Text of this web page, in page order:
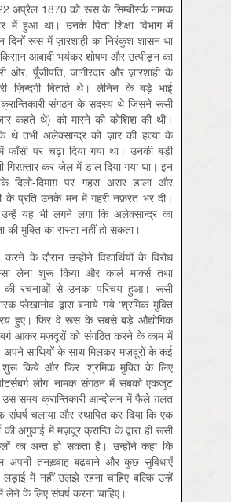
अप्रैल 1870 को रूस के सिम्बीर्स्क नामक
में हुआ था। उनके पिता शिक्षा विभाग में
दिनों रूस में ज़ारशाही का निरंकुश शासन था
आबादी भयंकर शोषण और उत्पीड़न का
ओर, पूँजीपति, जागीरदार और ज़ारशाही के
ज़िन्दगी बिताते थे। लेनिन के बड़े भाई
संगठन के सदस्य थे जिसने रूसी
कहते थे) को मारने की कोशिश की थी।
थे तभी अलेक्सान्द्र को ज़ार की हत्या के
फाँसी पर चढ़ा दिया गया था। उनकी बड़ी
गिरफ़्तार कर जेल में डाल दिया गया था। इन
दिमाग़ पर गहरा असर डाला और
के प्रति उनके मन में गहरी नफ़रत भर दी।
यह भी लगने लगा कि अलेक्सान्द्र का
की मुक्ति का रास्ता नहीं हो सकता।
के दौरान उन्होंने विद्यार्थियों के विरोध
लेना शुरू किया और कार्ल मार्क्स तथा
की रचनाओं से उनका परिचय हुआ। रूसी
प्लेखानोव द्वारा बनाये गये ‘श्रमिक मुक्ति
हुए। फिर वे रूस के सबसे बड़े औद्योगिक
आकर मज़दूरों को संगठित करने के काम में
साथियों के साथ मिलकर मज़दूरों के कई
किये और फिर ‘श्रमिक मुक्ति के लिए
लीग’ नामक संगठन में सबको एकजुट
समय क्रान्तिकारी आन्दोलन में फैले ग़लत
संघर्ष चलाया और स्थापित कर दिया कि एक
की अगुवाई में मज़दूर क्रान्ति के द्वारा ही रूसी
का अन्त हो सकता है। उन्होंने कहा कि
अपनी तनख़्वाह बढ़वाने और कुछ सुविधाएँ
में नहीं उलझे रहना चाहिए बल्कि उन्हें
लेने के लिए संघर्ष करना चाहिए।